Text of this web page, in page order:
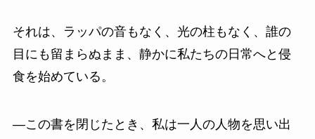
それは、ラッパの音もなく、光の柱もなく、誰の
目にも留まらぬまま、静かに私たちの日常へと侵
食を始めている。
—この書を閉じたとき、私は一人の人物を思い出